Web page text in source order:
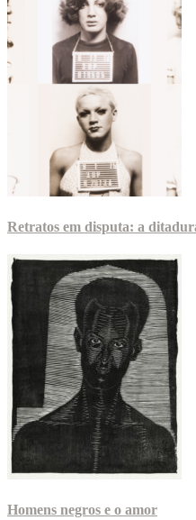
Retratos em disputa: a
Homens negros e o amor